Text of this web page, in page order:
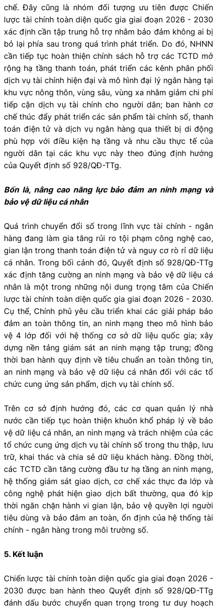
chế. Đây cũng là nhóm đối tượng ưu tiên được Chiến
lược tài chính toàn diện quốc gia giai đoạn 2026 - 2030
xác định cần tập trung hỗ trợ nhằm bảo đảm không ai bị
bỏ lại phía sau trong quá trình phát triển. Do đó, NHNN
cần tiếp tục hoàn thiện chính sách hỗ trợ các TCTD mở
rộng hạ tầng thanh toán, phát triển các kênh phân phối
dịch vụ tài chính hiện đại và mô hình đại lý ngân hàng tại
khu vực nông thôn, vùng sâu, vùng xa nhằm giảm chi phí
tiếp cận dịch vụ tài chính cho người dân; ban hành cơ
chế thúc đẩy phát triển các sản phẩm tài chính số, thanh
toán điện tử và dịch vụ ngân hàng qua thiết bị di động
phù hợp với điều kiện hạ tầng và nhu cầu thực tế của
người dân tại các khu vực này theo đúng định hướng
của Quyết định số 928/QĐ-TTg.
Bốn là, nâng cao năng lực bảo đảm an ninh mạng và
bảo vệ dữ liệu cá nhân
Quá trình chuyển đổi số trong lĩnh vực tài chính - ngân
hàng đang làm gia tăng rủi ro tội phạm công nghệ cao,
gian lận trong thanh toán điện tử và nguy cơ rò rỉ dữ liệu
cá nhân. Trong bối cảnh đó, Quyết định số 928/QĐ-TTg
xác định tăng cường an ninh mạng và bảo vệ dữ liệu cá
nhân là một trong những nội dung trọng tâm của Chiến
lược tài chính toàn diện quốc gia giai đoạn 2026 - 2030.
Cụ thể, Chính phủ yêu cầu triển khai các giải pháp bảo
đảm an toàn thông tin, an ninh mạng theo mô hình bảo
vệ 4 lớp đối với hệ thống cơ sở dữ liệu quốc gia; xây
dựng nền tảng giám sát an ninh mạng tập trung; đồng
thời ban hành quy định về tiêu chuẩn an toàn thông tin,
an ninh mạng và bảo vệ dữ liệu cá nhân đối với các tổ
chức cung ứng sản phẩm, dịch vụ tài chính số.
Trên cơ sở định hướng đó, các cơ quan quản lý nhà
nước cần tiếp tục hoàn thiện khuôn khổ pháp lý về bảo
vệ dữ liệu cá nhân, an ninh mạng và trách nhiệm của các
tổ chức cung ứng dịch vụ tài chính số trong thu thập, lưu
trữ, khai thác và chia sẻ dữ liệu khách hàng. Đồng thời,
các TCTD cần tăng cường đầu tư hạ tầng an ninh mạng,
hệ thống giám sát giao dịch, cơ chế xác thực đa lớp và
công nghệ phát hiện giao dịch bất thường, qua đó kịp
thời ngăn chặn hành vi gian lận, bảo vệ quyền lợi người
tiêu dùng và bảo đảm an toàn, ổn định của hệ thống tài
chính - ngân hàng trong môi trường số.
5. Kết luận
Chiến lược tài chính toàn diện quốc gia giai đoạn 2026 -
2030 được ban hành theo Quyết định số 928/QĐ-TTg
đánh dấu bước chuyển quan trọng trong tư duy hoạch